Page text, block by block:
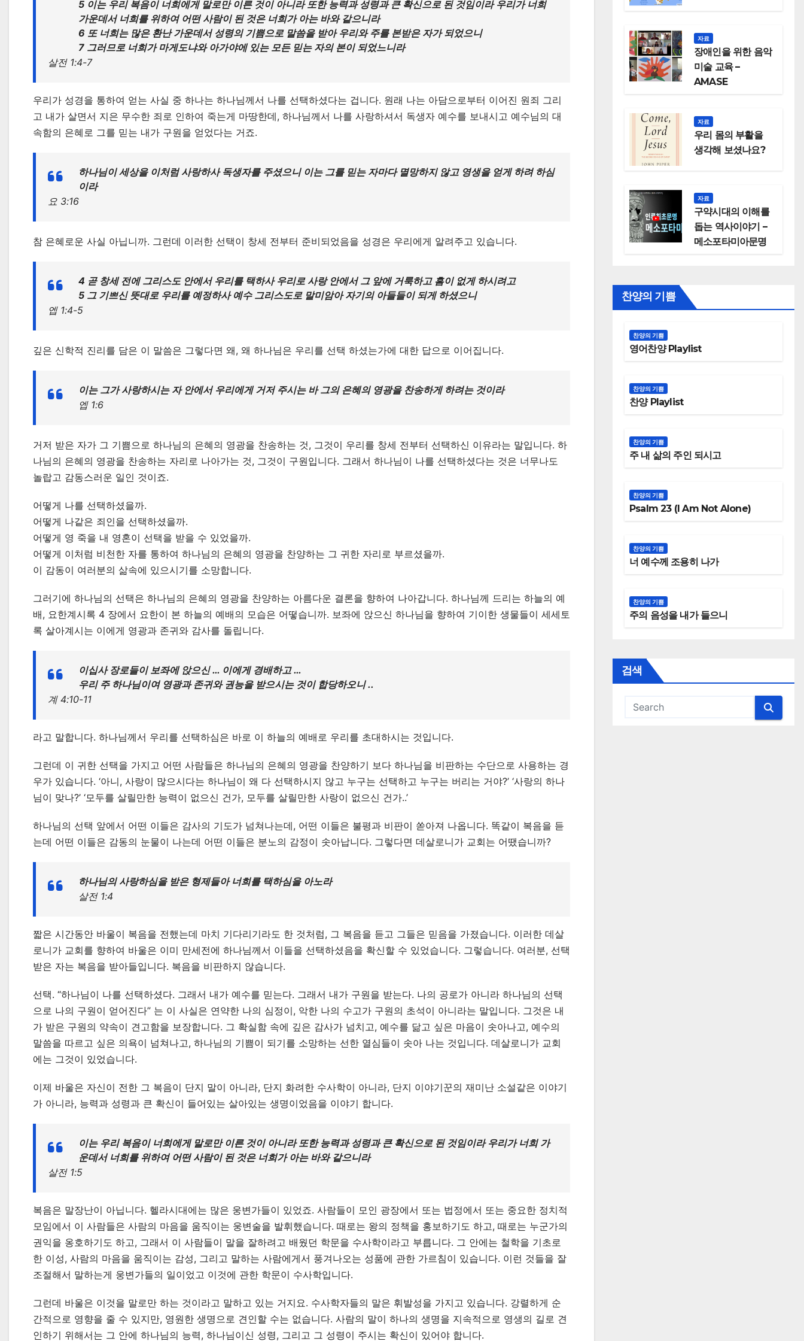
5 이는 우리 복음이 너희에게 말로만 이른 것이 아니라 또한 능력과 성령과 큰 확신으로 된 것임이라 우리가 너희
가운데서 너희를 위하여 어떤 사람이 된 것은 너희가 아는 바와 같으니라
6 또 너희는 많은 환난 가운데서 성령의 기쁨으로 말씀을 받아 우리와 주를 본받은 자가 되었으니
7 그러므로 너희가 마게도냐와 아가야에 있는 모든 믿는 자의 본이 되었느니라
살전 1:4-7
우리가 성경을 통하여 얻는 사실 중 하나는 하나님께서 나를 선택하셨다는 겁니다. 원래 나는 아담으로부터 이어진 원죄 그리
고 내가 살면서 지은 무수한 죄로 인하여 죽는게 마땅한데, 하나님께서 나를 사랑하셔서 독생자 예수를 보내시고 예수님의 대
속함의 은혜로 그를 믿는 내가 구원을 얻었다는 거죠.
하나님이 세상을 이처럼 사랑하사 독생자를 주셨으니 이는 그를 믿는 자마다 멸망하지 않고 영생을 얻게 하려 하심
이라
요 3:16
참 은혜로운 사실 아닙니까. 그런데 이러한 선택이 창세 전부터 준비되었음을 성경은 우리에게 알려주고 있습니다.
4 곧 창세 전에 그리스도 안에서 우리를 택하사 우리로 사랑 안에서 그 앞에 거룩하고 흠이 없게 하시려고
5 그 기쁘신 뜻대로 우리를 예정하사 예수 그리스도로 말미암아 자기의 아들들이 되게 하셨으니
엡 1:4-5
깊은 신학적 진리를 담은 이 말씀은 그렇다면 왜, 왜 하나님은 우리를 선택 하셨는가에 대한 답으로 이어집니다.
이는 그가 사랑하시는 자 안에서 우리에게 거저 주시는 바 그의 은혜의 영광을 찬송하게 하려는 것이라
엡 1:6
거저 받은 자가 그 기쁨으로 하나님의 은혜의 영광을 찬송하는 것, 그것이 우리를 창세 전부터 선택하신 이유라는 말입니다. 하
나님의 은혜의 영광을 찬송하는 자리로 나아가는 것, 그것이 구원입니다. 그래서 하나님이 나를 선택하셨다는 것은 너무나도
놀랍고 감동스러운 일인 것이죠.
어떻게 나를 선택하셨을까.
어떻게 나같은 죄인을 선택하셨을까.
어떻게 영 죽을 내 영혼이 선택을 받을 수 있었을까.
어떻게 이처럼 비천한 자를 통하여 하나님의 은혜의 영광을 찬양하는 그 귀한 자리로 부르셨을까.
이 감동이 여러분의 삶속에 있으시기를 소망합니다.
그러기에 하나님의 선택은 하나님의 은혜의 영광을 찬양하는 아름다운 결론을 향하여 나아갑니다. 하나님께 드리는 하늘의 예
배, 요한계시록 4 장에서 요한이 본 하늘의 예배의 모습은 어떻습니까. 보좌에 앉으신 하나님을 향하여 기이한 생물들이 세세토
록 살아계시는 이에게 영광과 존귀와 감사를 돌립니다.
이십사 장로들이 보좌에 앉으신 … 이에게 경배하고 …
우리 주 하나님이여 영광과 존귀와 권능을 받으시는 것이 합당하오니 ..
계 4:10-11
라고 말합니다. 하나님께서 우리를 선택하심은 바로 이 하늘의 예배로 우리를 초대하시는 것입니다.
그런데 이 귀한 선택을 가지고 어떤 사람들은 하나님의 은혜의 영광을 찬양하기 보다 하나님을 비판하는 수단으로 사용하는 경
우가 있습니다. ‘아니, 사랑이 많으시다는 하나님이 왜 다 선택하시지 않고 누구는 선택하고 누구는 버리는 거야?’ ‘사랑의 하나
님이 맞나?’ ‘모두를 살릴만한 능력이 없으신 건가, 모두를 살릴만한 사랑이 없으신 건가..’
하나님의 선택 앞에서 어떤 이들은 감사의 기도가 넘쳐나는데, 어떤 이들은 불평과 비판이 쏟아져 나옵니다. 똑같이 복음을 듣
는데 어떤 이들은 감동의 눈물이 나는데 어떤 이들은 분노의 감정이 솟아납니다. 그렇다면 데살로니가 교회는 어땠습니까?
하나님의 사랑하심을 받은 형제들아 너희를 택하심을 아노라
살전 1:4
짧은 시간동안 바울이 복음을 전했는데 마치 기다리기라도 한 것처럼, 그 복음을 듣고 그들은 믿음을 가졌습니다. 이러한 데살
로니가 교회를 향하여 바울은 이미 만세전에 하나님께서 이들을 선택하셨음을 확신할 수 있었습니다. 그렇습니다. 여러분, 선택
받은 자는 복음을 받아들입니다. 복음을 비판하지 않습니다.
선택. “하나님이 나를 선택하셨다. 그래서 내가 예수를 믿는다. 그래서 내가 구원을 받는다. 나의 공로가 아니라 하나님의 선택
으로 나의 구원이 얻어진다” 는 이 사실은 연약한 나의 심정이, 악한 나의 수고가 구원의 초석이 아니라는 말입니다. 그것은 내
가 받은 구원의 약속이 견고함을 보장합니다. 그 확실함 속에 깊은 감사가 넘치고, 예수를 닮고 싶은 마음이 솟아나고, 예수의
말씀을 따르고 싶은 의욕이 넘쳐나고, 하나님의 기쁨이 되기를 소망하는 선한 열심들이 솟아 나는 것입니다. 데살로니가 교회
에는 그것이 있었습니다.
이제 바울은 자신이 전한 그 복음이 단지 말이 아니라, 단지 화려한 수사학이 아니라, 단지 이야기꾼의 재미난 소설같은 이야기
가 아니라, 능력과 성령과 큰 확신이 들어있는 살아있는 생명이었음을 이야기 합니다.
이는 우리 복음이 너희에게 말로만 이른 것이 아니라 또한 능력과 성령과 큰 확신으로 된 것임이라 우리가 너희 가
운데서 너희를 위하여 어떤 사람이 된 것은 너희가 아는 바와 같으니라
살전 1:5
복음은 말장난이 아닙니다. 헬라시대에는 많은 웅변가들이 있었죠. 사람들이 모인 광장에서 또는 법정에서 또는 중요한 정치적
모임에서 이 사람들은 사람의 마음을 움직이는 웅변술을 발휘했습니다. 때로는 왕의 정책을 홍보하기도 하고, 때로는 누군가의
권익을 옹호하기도 하고, 그래서 이 사람들이 말을 잘하려고 배웠던 학문을 수사학이라고 부릅니다. 그 안에는 철학을 기초로
한 이성, 사람의 마음을 움직이는 감성, 그리고 말하는 사람에게서 풍겨나오는 성품에 관한 가르침이 있습니다. 이런 것들을 잘
조절해서 말하는게 웅변가들의 일이었고 이것에 관한 학문이 수사학입니다.
그런데 바울은 이것을 말로만 하는 것이라고 말하고 있는 거지요. 수사학자들의 말은 휘발성을 가지고 있습니다. 강렬하게 순
간적으로 영향을 줄 수 있지만, 영원한 생명으로 견인할 수는 없습니다. 사람의 말이 하나의 생명을 지속적으로 영생의 길로 견
인하기 위해서는 그 안에 하나님의 능력, 하나님이신 성령, 그리고 그 성령이 주시는 확신이 있어야 합니다.
자료
장애인을 위한 음악
미술 교육 –
AMASE
자료
우리 몸의 부활을
생각해 보셨나요?
자료
구약시대의 이해를
돕는 역사이야기 –
메소포타미아문명
찬양의 기쁨
찬양의 기쁨
영어찬양 Playlist
찬양의 기쁨
찬양 Playlist
찬양의 기쁨
주 내 삶의 주인 되시고
찬양의 기쁨
Psalm 23 (I Am Not Alone)
찬양의 기쁨
너 예수께 조용히 나가
찬양의 기쁨
주의 음성을 내가 들으니
검색